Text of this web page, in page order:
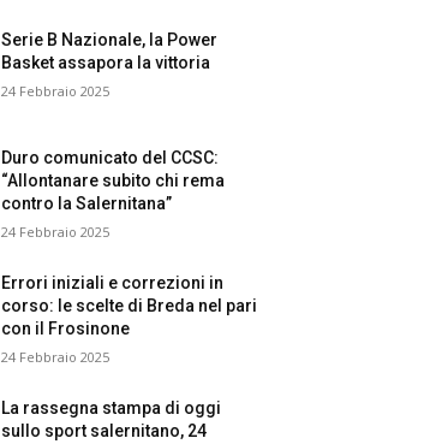
Serie B Nazionale, la Power
Basket assapora la vittoria
24 Febbraio 2025
Duro comunicato del CCSC:
“Allontanare subito chi rema
contro la Salernitana”
24 Febbraio 2025
Errori iniziali e correzioni in
corso: le scelte di Breda nel pari
con il Frosinone
24 Febbraio 2025
La rassegna stampa di oggi
sullo sport salernitano, 24